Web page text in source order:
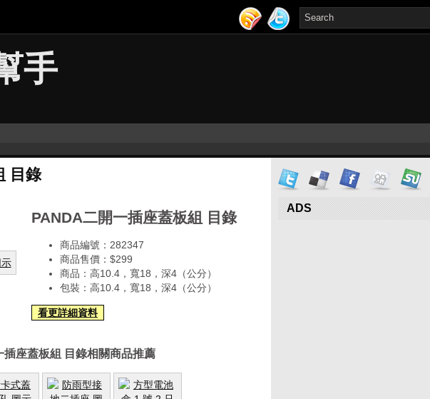
手
目錄
PANDA二開一插座蓋板組 目錄
商品編號：282347
商品售價：$299
商品：高10.4，寬18，深4（公分）
包裝：高10.4，寬18，深4（公分）
看更詳細資料
插座蓋板組 目錄相關商品推薦
ADS